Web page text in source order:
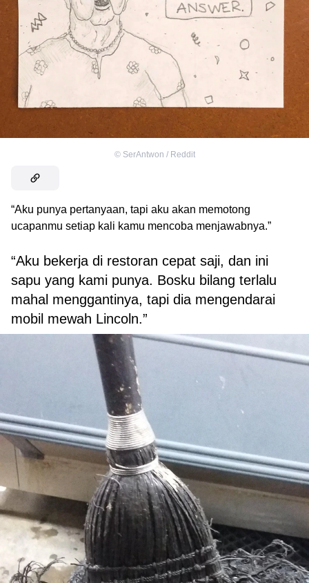
© SerAntwon / Reddit
“Aku punya pertanyaan, tapi aku akan memotong
ucapanmu setiap kali kamu mencoba menjawabnya.”
“Aku bekerja di restoran cepat saji, dan ini
sapu yang kami punya. Bosku bilang terlalu
mahal menggantinya, tapi dia mengendarai
mobil mewah Lincoln.”